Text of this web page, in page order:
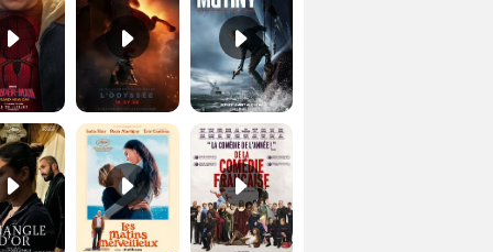
Les Matins merveilleux Bande-annonce VF De la Comédie-Française Teaser VF